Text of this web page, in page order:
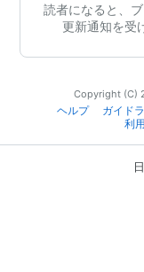
読者になると、
更新通知を受
Copyright (C)
ヘルプ
ガイド
利